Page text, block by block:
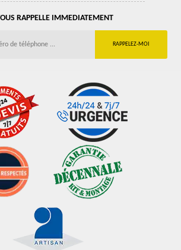
RAPPELLE IMMEDIATEMENT